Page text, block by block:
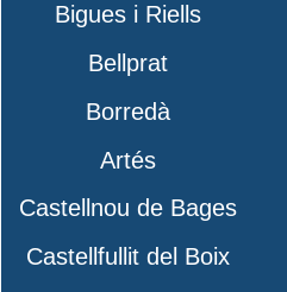
Bigues i Riells
Bellprat
Borredà
Artés
Castellnou de Bages
Castellfullit del Boix